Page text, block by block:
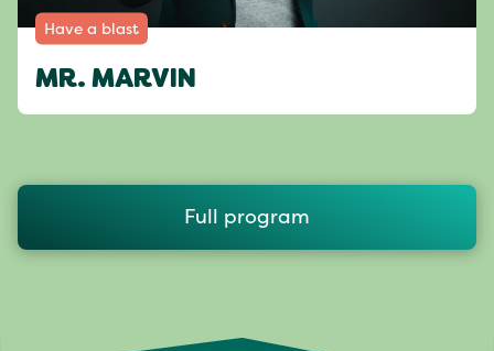
Have a blast
MR. MARVIN
Full program